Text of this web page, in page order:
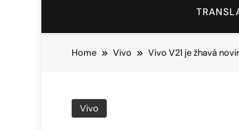
Home Vivo Vivo V21 je žhavá
Vivo